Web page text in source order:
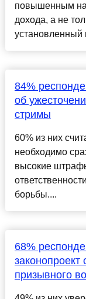
повышенным
дохода, а не
установленный
84%
об
стримы
60% из них
необходимо
высокие
борьбы....
68%
призывного